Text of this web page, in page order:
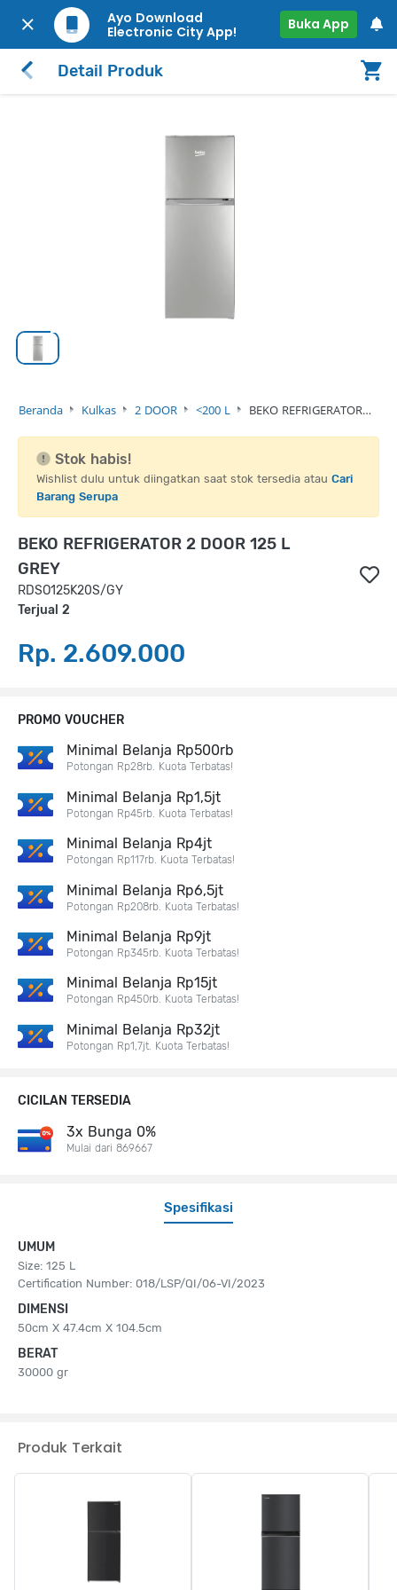
Ayo Download
Electronic City App!
Buka App
Detail Produk
Beranda Kulkas 2 DOOR <200 L BEKO REFRIGERATOR…
Stok habis!
Wishlist dulu untuk diingatkan saat stok tersedia atau Cari
Barang Serupa
BEKO REFRIGERATOR 2 DOOR 125 L
GREY
RDSO125K20S/GY
Terjual 2
Rp. 2.609.000
Spesifikasi
UMUM
Size: 125 L
Certification Number: 018/LSP/QI/06-VI/2023
DIMENSI
50cm X 47.4cm X 104.5cm
BERAT
30000 gr
PROMO VOUCHER
Minimal Belanja Rp500rb
Potongan Rp28rb. Kuota Terbatas!
Minimal Belanja Rp1,5jt
Potongan Rp45rb. Kuota Terbatas!
Minimal Belanja Rp4jt
Potongan Rp117rb. Kuota Terbatas!
Minimal Belanja Rp6,5jt
Potongan Rp208rb. Kuota Terbatas!
Minimal Belanja Rp9jt
Potongan Rp345rb. Kuota Terbatas!
Minimal Belanja Rp15jt
Potongan Rp450rb. Kuota Terbatas!
Minimal Belanja Rp32jt
Potongan Rp1,7jt. Kuota Terbatas!
CICILAN TERSEDIA
3x Bunga 0%
Mulai dari 869667
Produk Terkait